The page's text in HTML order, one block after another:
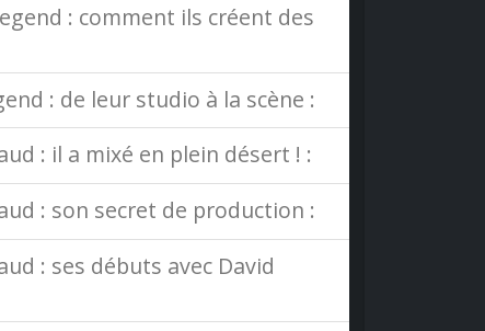
: comment ils créent des
: de leur studio à la scène :
: il a mixé en plein désert ! :
: son secret de production :
: ses débuts avec David